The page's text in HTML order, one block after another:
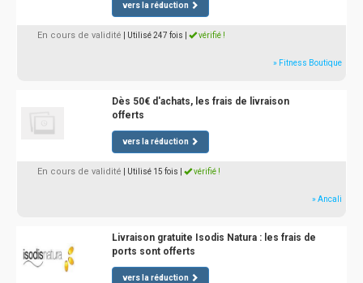
vers la réduction
En cours de validité | Utilisé 247 fois vérifié !
» Fitness Boutique
Dès 50€ d'achats, les frais de livraison
offerts
vers la réduction
En cours de validité | Utilisé 15 fois vérifié !
» Ancali
Livraison gratuite Isodis Natura : les frais de
ports sont offerts
vers la réduction